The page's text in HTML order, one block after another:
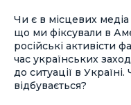
Чи є в місцевих
що ми фіксували в
російські активісти
час українських
до ситуації в
відбувається?